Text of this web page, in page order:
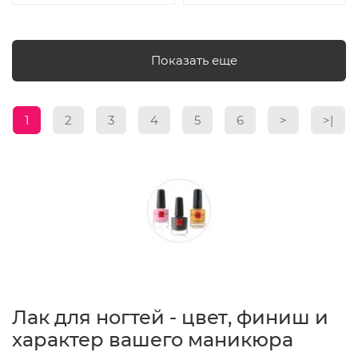
Показать еще
1 2 3 4 5 6 > >|
Лак для ногтей - цвет, финиш и
характер вашего маникюра